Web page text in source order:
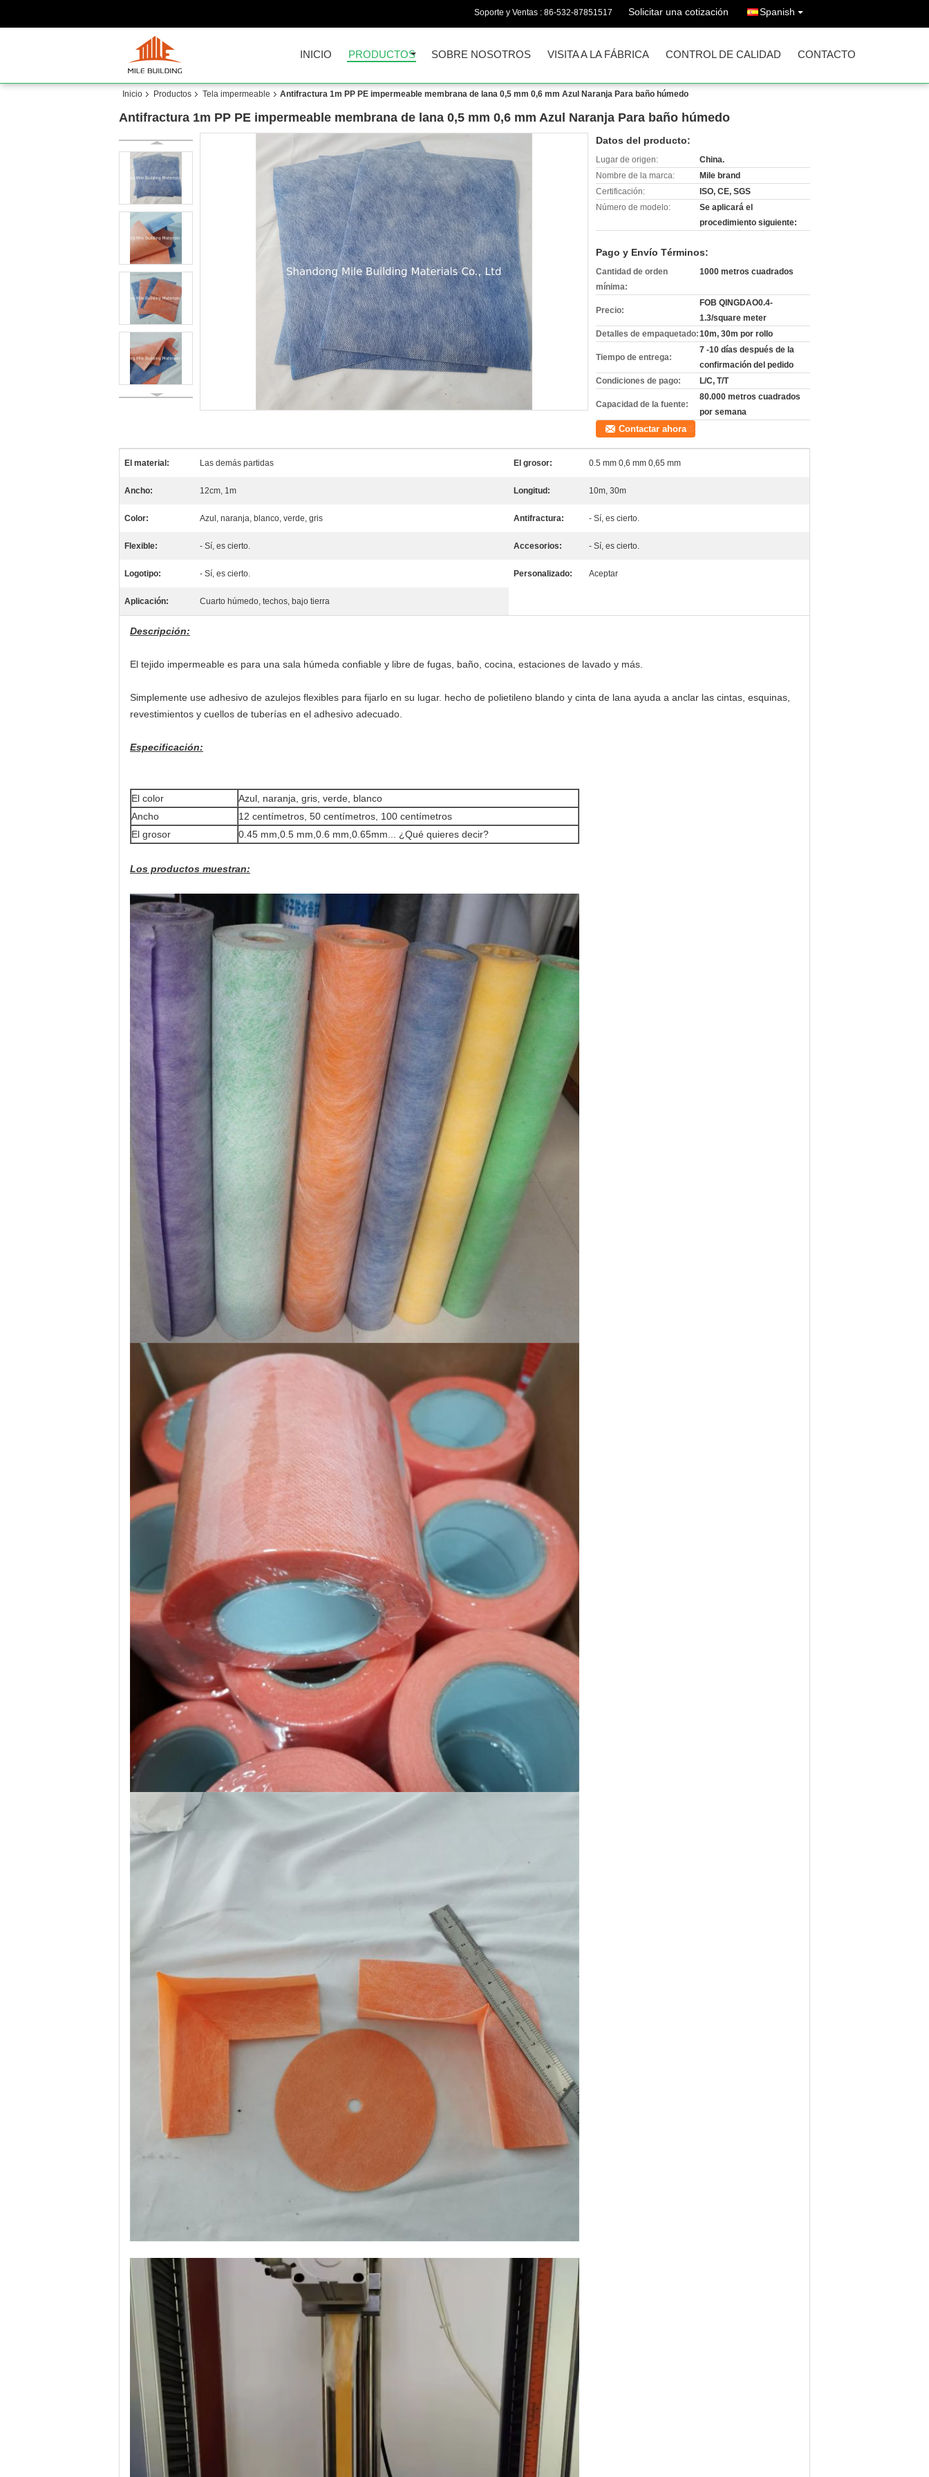
Soporte y Ventas : 86-532-87851517 Solicitar una cotización Spanish
INICIO PRODUCTOS SOBRE NOSOTROS VISITA A LA FÁBRICA CONTROL DE CALIDAD CONTACTO
Inicio Productos Tela impermeable Antifractura 1m PP PE impermeable membrana de lana 0,5 mm 0,6 mm Azul Naranja Para baño húmedo
Antifractura 1m PP PE impermeable membrana de lana 0,5 mm 0,6 mm Azul Naranja Para baño húmedo
Datos del producto:
Lugar de origen:
China.
Nombre de la marca:
Mile brand
Certificación:
ISO, CE, SGS
Número de modelo:
Se aplicará el
procedimiento siguiente:
Pago y Envío Términos:
Cantidad de orden
mínima:
1000 metros cuadrados
Precio:
FOB QINGDAO0.4-
1.3/square meter
Detalles de empaquetado:10m, 30m por rollo
Tiempo de entrega:
7 -10 días después de la
confirmación del pedido
Condiciones de pago:
L/C, T/T
Capacidad de la fuente:
80.000 metros cuadrados
por semana
Contactar ahora
El material: Las demás partidas El grosor: 0.5 mm 0,6 mm 0,65 mm
Ancho: 12cm, 1m Longitud: 10m, 30m
Color: Azul, naranja, blanco, verde, gris Antifractura: - Sí, es cierto.
Flexible: - Sí, es cierto. Accesorios: - Sí, es cierto.
Logotipo: - Sí, es cierto. Personalizado: Aceptar
Aplicación: Cuarto húmedo, techos, bajo tierra
Descripción:
El tejido impermeable es para una sala húmeda confiable y libre de fugas, baño, cocina, estaciones de lavado y más.
Simplemente use adhesivo de azulejos flexibles para fijarlo en su lugar. hecho de polietileno blando y cinta de lana ayuda a anclar las cintas, esquinas,
revestimientos y cuellos de tuberías en el adhesivo adecuado.
Especificación:
El color
Azul, naranja, gris, verde, blanco
Ancho
12 centímetros, 50 centímetros, 100 centímetros
El grosor
0.45 mm,0.5 mm,0.6 mm,0.65mm... ¿Qué quieres decir?
Los productos muestran: